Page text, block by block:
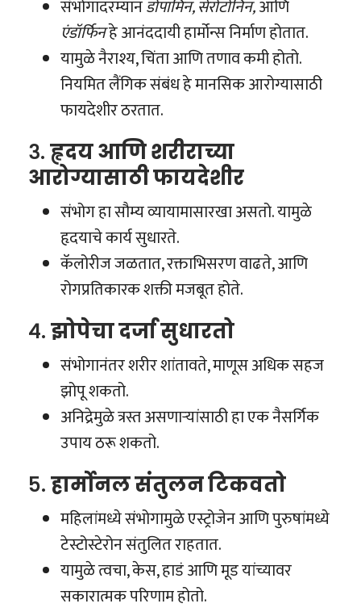
संभोगादरम्यानडोपामिन, सेरोटोनिन,आणि
एंडॉर्फिनहे आनंददायी हार्मोन्स निर्माण होतात.
यामुळे नैराश्य, चिंता आणि तणाव कमी होतो.
नियमित लैंगिक संबंध हे मानसिक आरोग्यासाठी
फायदेशीर ठरतात.
३. हृदय आणि शरीराच्या
आरोग्यासाठी फायदेशीर
संभोग हा सौम्य व्यायामासारखा असतो. यामुळे
हृदयाचे कार्य सुधारते.
कॅलोरीज जळतात, रक्ताभिसरण वाढते, आणि
रोगप्रतिकारक शक्ती मजबूत होते.
४. झोपेचा दर्जा सुधारतो
संभोगानंतर शरीर शांतावते, माणूस अधिक सहज
झोपू शकतो.
अनिद्रेमुळे त्रस्त असणाऱ्यांसाठी हा एक नैसर्गिक
उपाय ठरू शकतो.
५. हार्मोनल संतुलन टिकवतो
महिलांमध्ये संभोगामुळे एस्ट्रोजेन आणि पुरुषांमध्ये
टेस्टोस्टेरोन संतुलित राहतात.
यामुळे त्वचा, केस, हाडं आणि मूड यांच्यावर
सकारात्मक परिणाम होतो.